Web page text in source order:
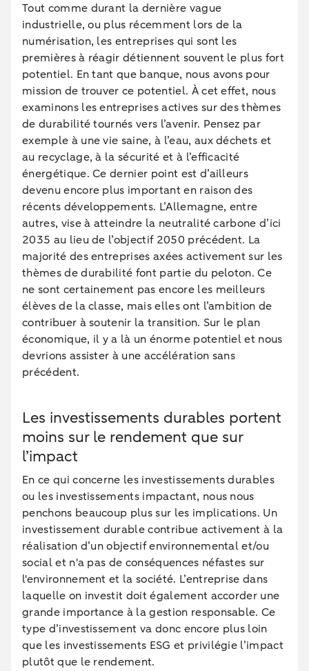
Tout comme durant la dernière vague
industrielle, ou plus récemment lors de la
numérisation, les entreprises qui sont les
premières à réagir détiennent souvent le plus fort
potentiel. En tant que banque, nous avons pour
mission de trouver ce potentiel. À cet effet, nous
examinons les entreprises actives sur des thèmes
de durabilité tournés vers l’avenir. Pensez par
exemple à une vie saine, à l’eau, aux déchets et
au recyclage, à la sécurité et à l’efficacité
énergétique. Ce dernier point est d’ailleurs
devenu encore plus important en raison des
récents développements. L’Allemagne, entre
autres, vise à atteindre la neutralité carbone d’ici
2035 au lieu de l’objectif 2050 précédent. La
majorité des entreprises axées activement sur les
thèmes de durabilité font partie du peloton. Ce
ne sont certainement pas encore les meilleurs
élèves de la classe, mais elles ont l’ambition de
contribuer à soutenir la transition. Sur le plan
économique, il y a là un énorme potentiel et nous
devrions assister à une accélération sans
précédent.
Les investissements durables portent
moins sur le rendement que sur
l’impact
En ce qui concerne les investissements durables
ou les investissements impactant, nous nous
penchons beaucoup plus sur les implications. Un
investissement durable contribue activement à la
réalisation d’un objectif environnemental et/ou
social et n'a pas de conséquences néfastes sur
l'environnement et la société. L’entreprise dans
laquelle on investit doit également accorder une
grande importance à la gestion responsable. Ce
type d’investissement va donc encore plus loin
que les investissements ESG et privilégie l’impact
plutôt que le rendement.